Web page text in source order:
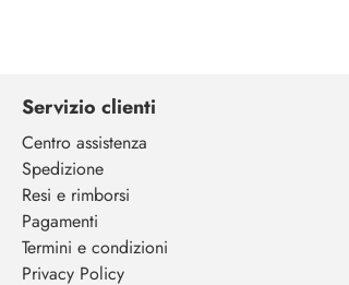
Servizio clienti
Centro assistenza
Spedizione
Resi e rimborsi
Pagamenti
Termini e condizioni
Privacy Policy